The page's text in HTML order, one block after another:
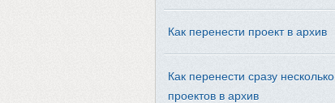
Как перенести проект в архив
Как перенести сразу несколько
проектов в архив